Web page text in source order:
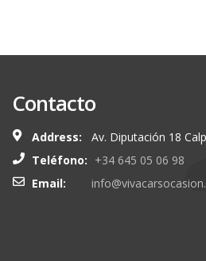
Contacto
Address:
Av. Diputación 18
Teléfono: +34 645 05 06 98
Email: